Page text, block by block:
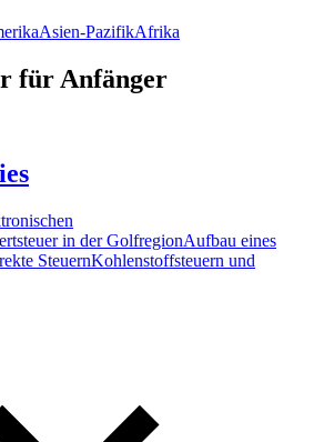
Asien-PazifikAfrika
für Anfänger
in der GolfregionAufbau eines
SteuernKohlenstoffsteuern und